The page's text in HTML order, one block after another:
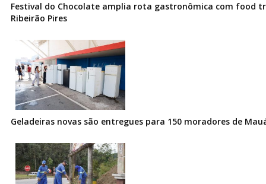
Festival do Chocolate amplia rota gastronômica com food
Ribeirão Pires
Geladeiras novas são entregues para 150 moradores de